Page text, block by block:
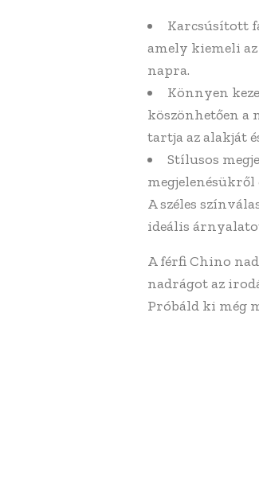
Karcsúsított
amely kiemeli
napra.
Könnyen
köszönhetően a
tartja az alakját
Stílusos
A széles
ideális
A férfi Chino
nadrágot az
Próbáld ki még